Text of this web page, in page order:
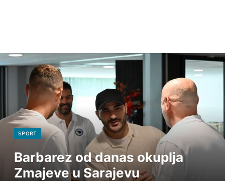
SPORT
Barbarez od danas okuplja
Zmajeve u Sarajevu